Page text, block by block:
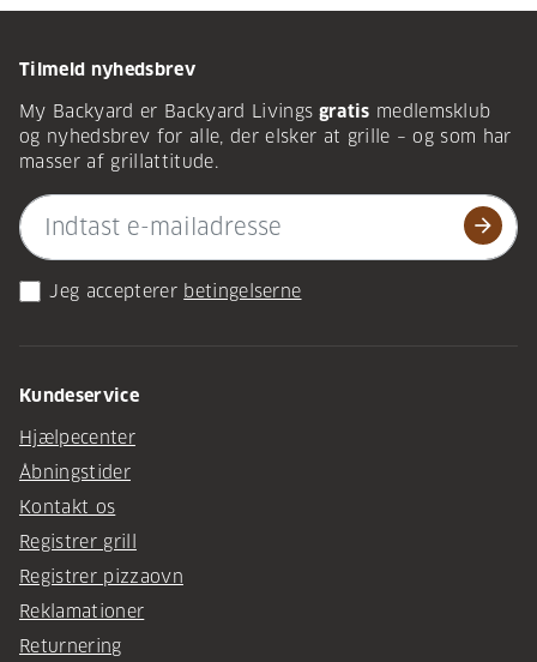
Tilmeld nyhedsbrev
My Backyard er Backyard Livings gratis medlemsklub
og nyhedsbrev for alle, der elsker at grille – og som har
masser af grillattitude.
arrow_forward
Jeg accepterer betingelserne
Kundeservice
Hjælpecenter
Åbningstider
Kontakt os
Registrer grill
Registrer pizzaovn
Reklamationer
Returnering